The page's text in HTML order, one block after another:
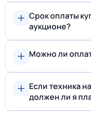
Срок оплаты
аукционе?
Можно ли
Если техника
должен ли я